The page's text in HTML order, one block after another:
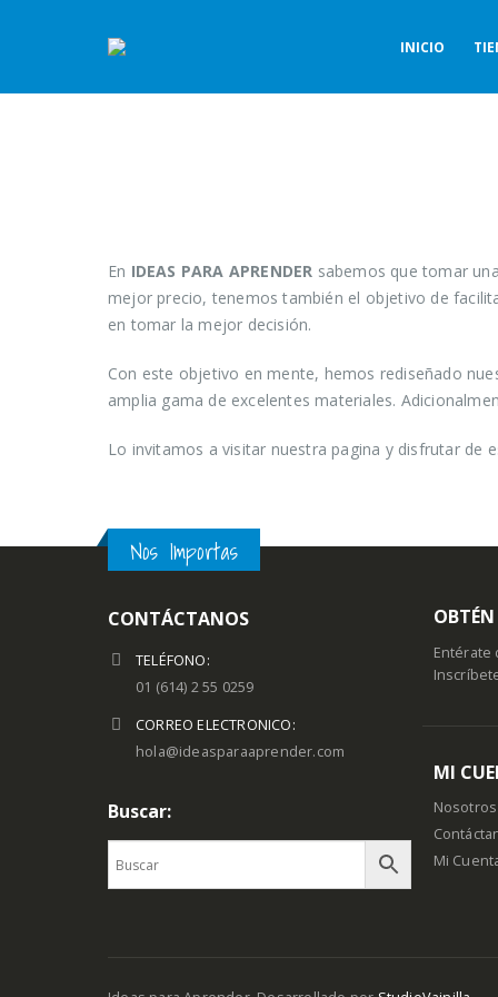
INICIO
En IDEAS PARA APRENDER sabemos que tomar
mejor precio, tenemos también el objetivo de
en tomar la mejor decisión.
Con este objetivo en mente, hemos rediseñado
amplia gama de excelentes materiales.
Lo invitamos a visitar nuestra pagina y disfrutar de
Nos Importas
CONTÁCTANOS
TELÉFONO:
01 (614) 2 55 0259
CORREO ELECTRONICO:
hola@ideasparaaprender.com
Buscar:
OBTÉN
Entérate
MI
Nosotros
Mi